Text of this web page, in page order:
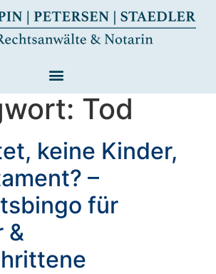
Tod
keine Kinder,
–
für
&